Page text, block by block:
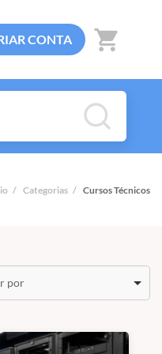
CONTA shopping_cart
/ Categorias / Cursos Técnicos
por